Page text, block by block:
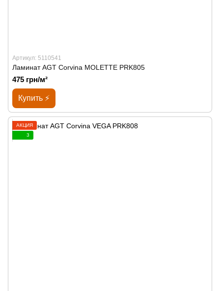
Артикул: 5110541
Ламинат AGT Corvina MOLETTE PRK805
475 грн/м²
Купить ⚡
АКЦИЯ
3